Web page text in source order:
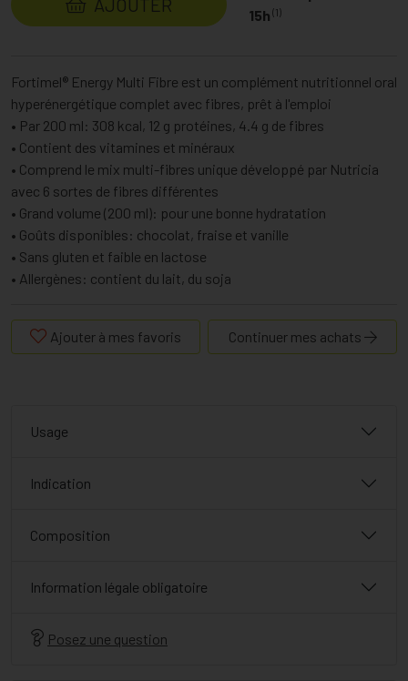
AJOUTER
15h (1)
Fortimel® Energy Multi Fibre est un complément nutritionnel oral
hyperénergétique complet avec fibres, prêt à l'emploi
• Par 200 ml: 308 kcal, 12 g protéines, 4.4 g de fibres
• Contient des vitamines et minéraux
• Comprend le mix multi-fibres unique développé par Nutricia
avec 6 sortes de fibres différentes
• Grand volume (200 ml): pour une bonne hydratation
• Goûts disponibles: chocolat, fraise et vanille
• Sans gluten et faible en lactose
• Allergènes: contient du lait, du soja
Ajouter à mes favoris Continuer mes achats
Usage
Indication
Composition
Information légale obligatoire
Posez une question